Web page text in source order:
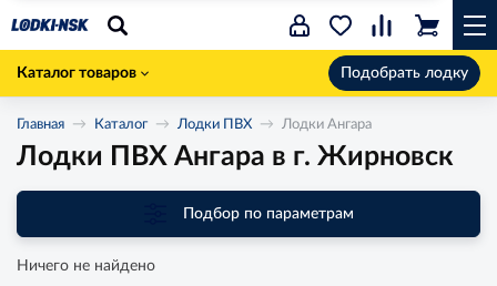
Каталог товаров Подобрать лодку
Главная Каталог Лодки ПВХ Лодки Ангара
Лодки ПВХ Ангара в г. Жирновск
Подбор по параметрам
Ничего не найдено